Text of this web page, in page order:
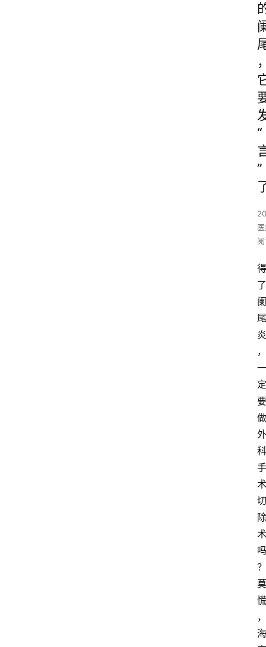
“
”
得
了
阑
尾
炎
，
一
定
要
做
外
科
手
术
切
除
术
吗
？
莫
慌
，
海